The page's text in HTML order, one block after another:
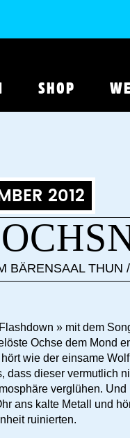
SHOP
2012
BÄRENSAAL THUN
» mit dem
Ochse dem Mond
wie der einsame
dass dieser vermutlich
verglühen.
ans kalte Metall und
ruinierten.